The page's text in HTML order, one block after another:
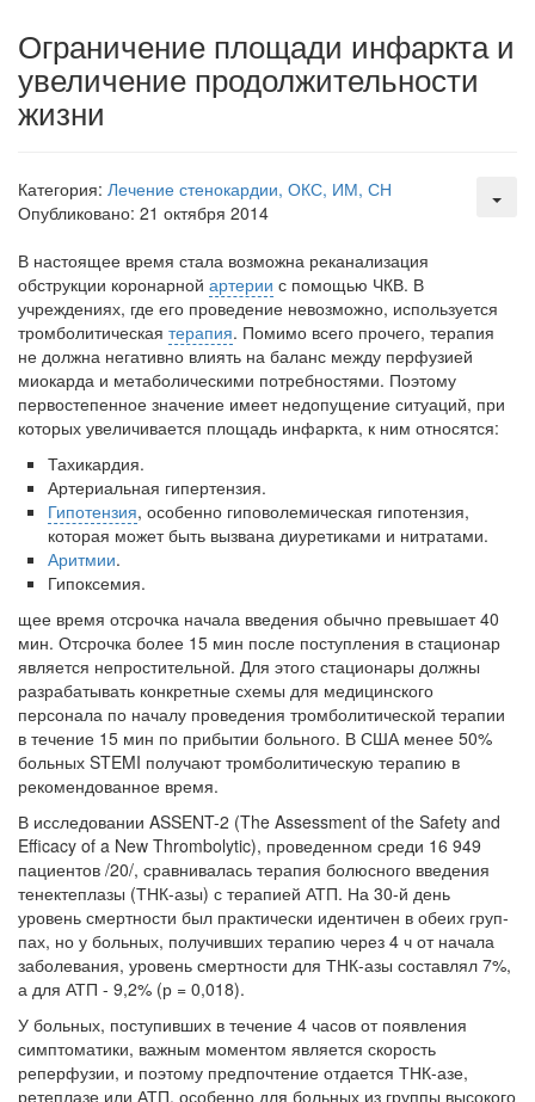
встрече с журналистами ведущих...
Местная анестезия развивает кардиотоксичность
тревожную статистику. Она
роста сопутствующих
осложнений от...
Закон о праве родителей находиться с детьми в
реанимации внесен в Госдуму
Соответствующий
рассмотрение. Суть его
заключается в
больничной палате
бесплатно, в течении всего срока лечения...
Ограничение площади инфаркта и
увеличение продолжительности
жизни
Категория: Лечение стенокардии, ОКС, ИМ, СН
Опубликовано: 21 октября 2014
В настоящее время стала возможна реканализация
обструкции ко­ронарной артерии с помощью ЧКВ. В
учреждениях, где его проведение невозможно, используется
тромболитическая терапия. Помимо всего про­чего, терапия
не должна негативно влиять на баланс между перфузией
миокарда и метаболическими потребностями. Поэтому
первостепенное значение имеет недопущение ситуаций, при
которых увеличивается пло­щадь инфаркта, к ним относятся:
Тахикардия.
Артериальная гипертензия.
Гипотензия, особенно гиповолемическая гипотензия,
которая мо­жет быть вызвана диуретиками и нитратами.
Аритмии.
Гипоксемия.
щее время отсрочка начала введения обычно превышает 40
мин. Отсрочка более 15 мин после поступления в стационар
является непростительной. Для этого стационары должны
разрабатывать конкретные схемы для медицин­ского
персонала по началу проведения тромболитической терапии
в течение 15 мин по прибытии больного. В США менее 50%
больных STEMI получают тромболитическую терапию в
рекомендованное время.
В исследовании ASSENT-2 (The Assessment of the Safety and
Efficacy of a New Thrombolytic), проведенном среди 16 949
пациентов /20/, сравнива­лась терапия болюсного введения
тенектеплазы (ТНК-азы) с терапией АТП. На 30-й день
уровень смертности был практически идентичен в обеих груп­
пах, но у больных, получивших терапию через 4 ч от начала
заболевания, уро­вень смертности для ТНК-азы составлял 7%,
а для АТП - 9,2% (р = 0,018).
У больных, поступивших в течение 4 часов от появления
симптомати­ки, важным моментом является скорость
реперфузии, и поэтому предпочте­ние отдается ТНК-азе,
ретеплазе или АТП, особенно для больных из группы высокого